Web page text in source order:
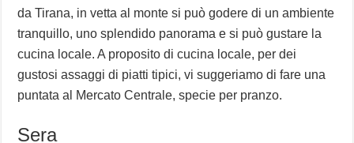
da Tirana, in vetta al monte si può godere di un ambiente
tranquillo, uno splendido panorama e si può gustare la
cucina locale. A proposito di cucina locale, per dei
gustosi assaggi di piatti tipici, vi suggeriamo di fare una
puntata al Mercato Centrale, specie per pranzo.
Sera